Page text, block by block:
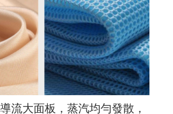
流大面板，蒸汽均勻發散，